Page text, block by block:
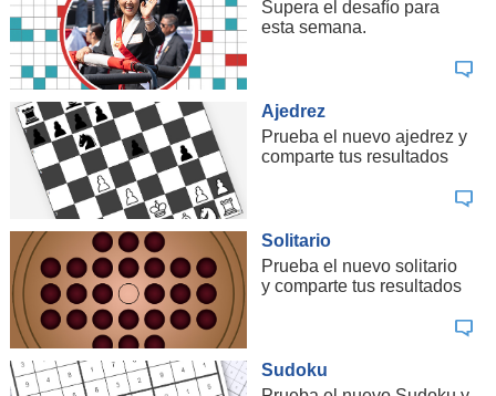
Supera el desafío para
esta semana.
Ajedrez
Prueba el nuevo ajedrez y
comparte tus resultados
Solitario
Prueba el nuevo solitario
y comparte tus resultados
Sudoku